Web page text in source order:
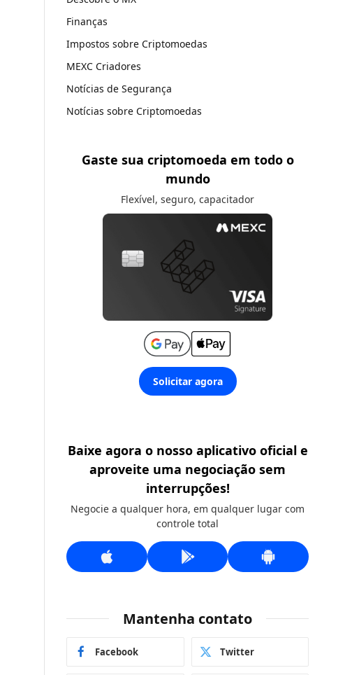
Finanças
Impostos sobre Criptomoedas
MEXC Criadores
Notícias de Segurança
Notícias sobre Criptomoedas
Gaste sua criptomoeda em todo o
mundo
Flexível, seguro, capacitador
Solicitar agora
Baixe agora o nosso aplicativo oficial e
aproveite uma negociação sem
interrupções!
Negocie a qualquer hora, em qualquer lugar com
controle total
Mantenha contato
Facebook Twitter